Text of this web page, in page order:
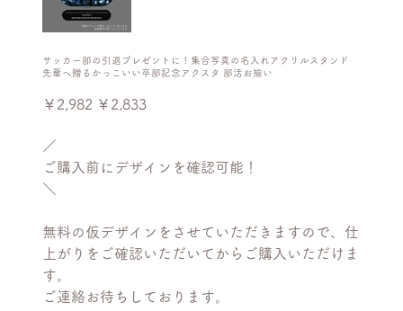
サッカー部の引退プレゼントに！集合写真の名入れアクリルスタンド
先輩へ贈るかっこいい卒部記念アクスタ 部活お揃い
の
￥2,982
ー
￥2,833
／
ご購入前にデザインを確認可能！
＼
無料の仮デザインをさせていただきますので、仕
上がりをご確認いただいてからご購入いただけま
す。
ご連絡お待ちしております。